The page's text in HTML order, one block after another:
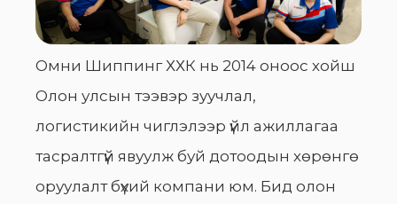
Омни Шиппинг ХХК нь 2014 оноос хойш
Олон улсын тээвэр зуучлал,
логистикийн чиглэлээр үйл ажиллагаа
тасралтгүй явуулж буй дотоодын хөрөнгө
оруулалт бүхий компани юм. Бид олон